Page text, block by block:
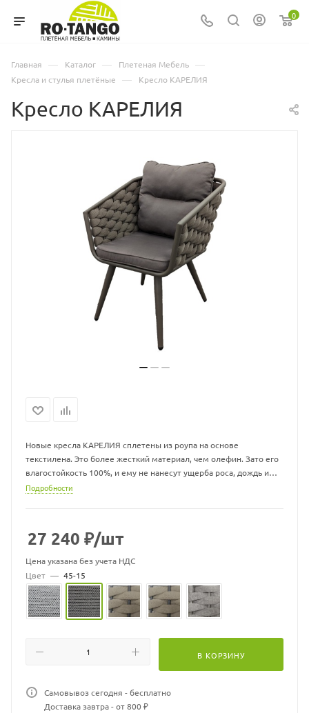
0
Главная — Каталог — Плетеная Мебель —
Кресла и стулья плетёные — Кресло КАРЕЛИЯ
Кресло КАРЕЛИЯ
Новые кресла КАРЕЛИЯ сплетены из роупа на основе
текстилена. Это более жесткий материал, чем олефин. Зато его
влагостойкость 100%, и ему не нанесут ущерба роса, дождь и
даже снег.
аргоновой сварки. Сварочные швы тщательно зачищают перед
Эстетически мебель из роупа выглядит очень уютно за счет
абсолютной имитации натурального плетения.
Материал: Каркас - алюминий, роуп
Материал подушки: Чехол - ткань мебельная, наполнитель -
Подушка в комплекте: Да
Штабелируются: Нет
Подробности
27 240 ₽/шт
Цена указана без учета НДС
Цвет — 45-15
В КОРЗИНУ
Самовывоз сегодня - бесплатно
Доставка завтра - от 800 ₽